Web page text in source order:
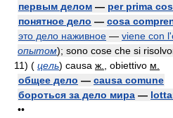
первым делом — per prima
понятное дело — cosa
это дело наживное — viene con
опытом); sono cose che si
11) ( цель) causa ж. , obiettivo м.
общее дело — causa comune
бороться за дело мира —
••